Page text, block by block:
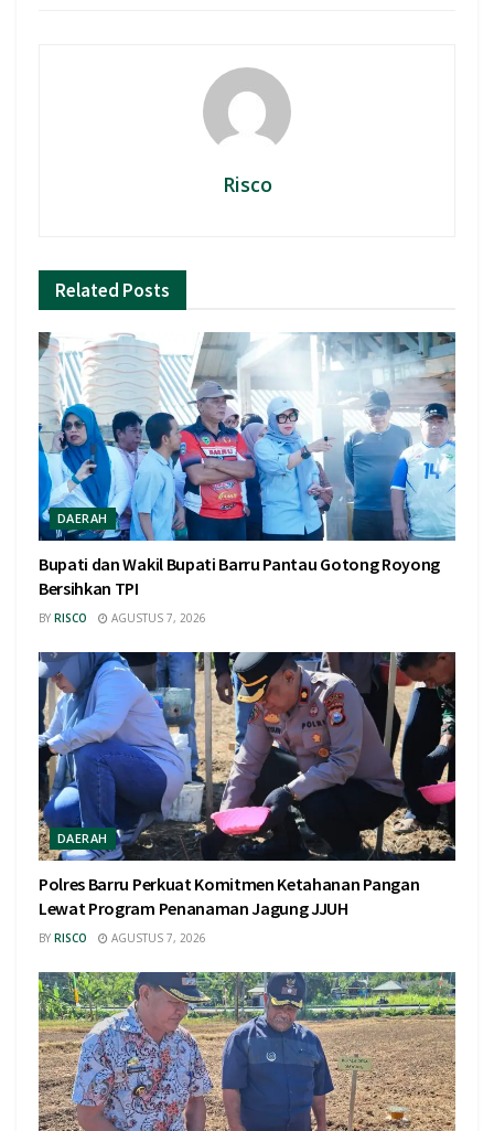
Risco
Related Posts
DAERAH
Bupati dan Wakil Bupati Barru Pantau Gotong Royong
Bersihkan TPI
BY RISCO AGUSTUS 7, 2026
DAERAH
Polres Barru Perkuat Komitmen Ketahanan Pangan
Lewat Program Penanaman Jagung JJUH
BY RISCO AGUSTUS 7, 2026